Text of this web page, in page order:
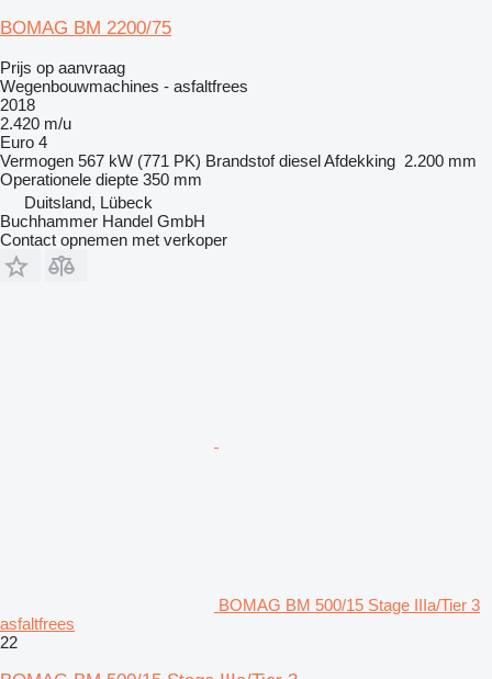
BOMAG BM 2200/75
Prijs op aanvraag
Wegenbouwmachines - asfaltfrees
2018
2.420 m/u
Euro 4
Vermogen 567 kW (771 PK) Brandstof dieselAfdekking 2.200 mm
Operationele diepte 350 mm
Duitsland, Lübeck
Buchhammer Handel GmbH
Contact opnemen met verkoper
BOMAG BM 500/15 Stage IIIa/Tier 3
asfaltfrees
22